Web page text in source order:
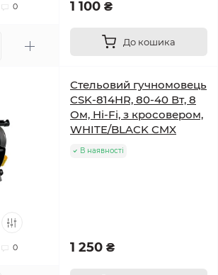
0 1 100 ₴
До кошика
0
Стельовий гучномовець
CSK-814HR, 80-40 Вт, 8
Ом, Hi-Fi, з кросовером,
WHITE/BLACK CMX
В наявності
1 250 ₴